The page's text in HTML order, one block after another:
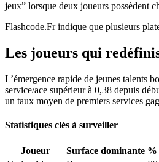
jeux” lorsque deux joueurs possèdent
Flashcode.Fr indique que plusieurs
Les joueurs qui
L’émergence rapide de jeunes talents
service/ace supérieur à 0,38 depuis
un taux moyen de premiers services
Statistiques clés à surveiller
Joueur Surface dominante %